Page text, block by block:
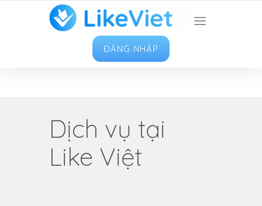
TOP 1 ỨNG DỤNG TĂNG LIKE HAY NHẤT VIỆT
NAM
ĐĂNG NHẬP
Dịch vụ tại
Like Việt